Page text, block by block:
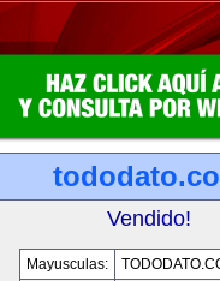
Vendido!
Mayusculas: